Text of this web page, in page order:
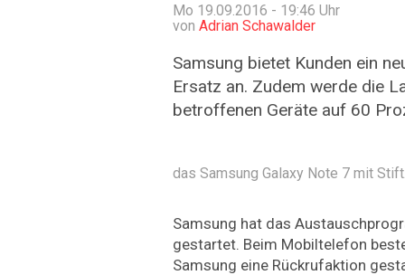
Mo 19.09.2016 - 19:46 Uhr
von Adrian Schawalder
Samsung bietet Kunden ein
Ersatz an. Zudem werde die
betroffenen Geräte auf 60
das Samsung Galaxy Note 7 mit
Samsung hat das
gestartet. Beim Mobiltelefon
Samsung eine Rückrufaktion